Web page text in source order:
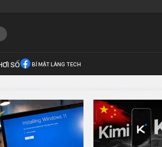
SỐ BÍ MẬT LÀNG TECH